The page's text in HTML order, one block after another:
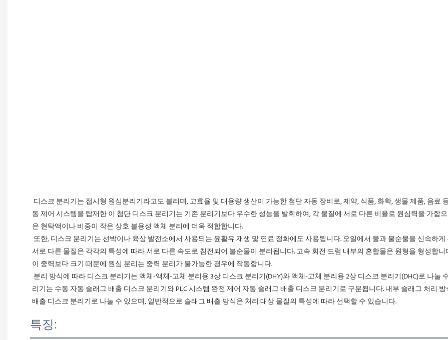
동 제어 시스템을 탑재한 이 첨단 디스크 분리기는 기존 분리기보다 우수한 성능을 발휘하여, 각 물질에 서로 다른 비율로 원심력을 가함
은 현탁액이나 비중이 작은 상호 불용성 액체 분리에 더욱 적합합니다.
서로 다른 물질은 각각의 특성에 따라 서로 다른 속도로 침전되어 불순물이 분리됩니다. 고속 회전 드럼 내부의 혼합물은 원형을 형성합
이 중력보다 크기 때문에 원심 분리는 중력 분리가 불가능한 경우에 작동합니다.
리기는 수동 자동 슬래그 배출 디스크 분리기와 PLC 시스템 완전 제어 자동 슬래그 배출 디스크 분리기로 구분됩니다. 내부 슬래그 처리
배출 디스크 분리기로 나눌 수 있으며, 일반적으로 슬래그 배출 방식은 처리 대상 물질의 특성에 따라 선택할 수 있습니다.
특징: